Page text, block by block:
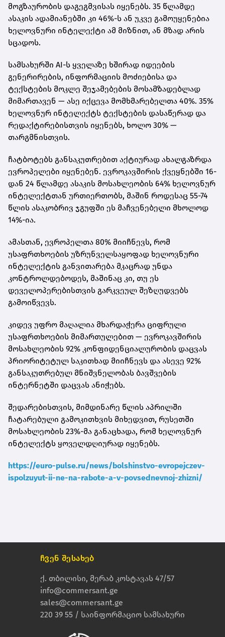
მოგზაურობის დაგეგმვისას იყენებს. 35 წლამდე
ასაკის ადამიანებში კი 46%-ს ან უკვე გამოუყენებია
ხელოვნური ინტელექტი ამ მიზნით, ან მზად არის
სცადოს.
სამსახურში AI-ს ყველაზე ხშირად იდეების
გენერირების, ინფორმაციის მოძიებისა და
ტექსტების მოკლე შეჯამებების მოსამზადებლად
მიმართავენ — ასე იქცევა მომხმარებელთა 40%. 35%
ხელოვნურ ინტელექტს ტექსტების დასაწერად და
რედაქტირებისთვის იყენებს, ხოლო 30% —
თარგმნისთვის.
ჩატბოტებს განსაკუთრებით აქტიურად ახალგაზრდა
ევროპელები იყენებენ. ევროკავშირის ქვეყნებში 16-
დან 24 წლამდე ასაკის მოსახლეობის 64% ხელოვნურ
ინტელექტთან ურთიერთობს, მაშინ როდესაც 55-74
წლის ასაკობრივ ჯგუფში ეს მაჩვენებელი მხოლოდ
14%-ია.
ამასთან, ევროპელთა 80% მიიჩნევს, რომ
უსაფრთხოების უზრუნველსაყოფად ხელოვნური
ინტელექტის განვითარება მკაცრად უნდა
კონტროლდებოდეს, მაშინაც კი, თუ ეს
დეველოპერებისთვის გარკვეულ შეზღუდვებს
გამოიწვევს.
კიდევ უფრო მაღალია მხარდაჭერა ციფრული
უსაფრთხოების მიმართულებით — ევროკავშირის
მოსახლეობის 92% კონფიდენციალურობის დაცვას
პრიორიტეტულ საკითხად მიიჩნევს და ასევე 92%
განსაკუთრებულ მნიშვნელობას ბავშვების
ინტერნეტში დაცვას ანიჭებს.
შედარებისთვის, მიმდინარე წლის აპრილში
ჩატარებული გამოკითხვის მიხედვით, რუსეთში
მოსახლეობის 23%-მა განაცხადა, რომ ხელოვნურ
ინტელექტს ყოველდღიურად იყენებს.
https://euro-pulse.ru/news/bolshinstvo-evropejczev-
ispolzuyut-ii-ne-na-rabote-a-v-povsednevnoj-zhizni/
ჩვენ შესახებ
ქ. თბილისი, მერაბ კოსტავას 47/57
info@commersant.ge
sales@commersant.ge
220 39 55 / საინფორმაციო სამსახური